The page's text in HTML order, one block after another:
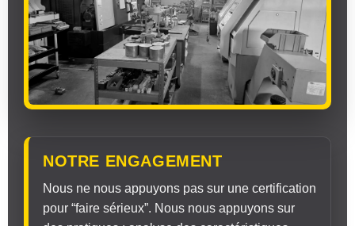
NOTRE ENGAGEMENT
Nous ne nous appuyons pas sur une certification
pour “faire sérieux”. Nous nous appuyons sur